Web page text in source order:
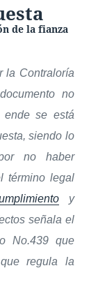
de la fianza
la Contraloría
no
se está
siendo lo
no haber
término legal
y
señala el
No.439 que
regula la